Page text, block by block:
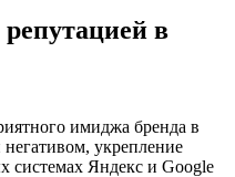
репутацией в
имиджа бренда в
укрепление
системах Яндекс и Google